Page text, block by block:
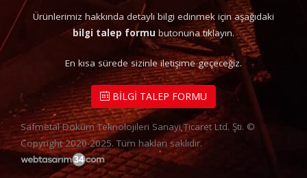
Ürünlerimiz hakkında detaylı bilgi edinmek için aşağıdaki
bilgi talep formu butonuna tıklayın.
En kısa sürede sizinle iletişime geçeceğiz.
BİLGİ TALEP FORMU
Safmetal Döküm Teknolojileri Sanayi Ticaret Ltd. Şti. ©
Copyright 2020-2025. Tüm hakları saklıdır.